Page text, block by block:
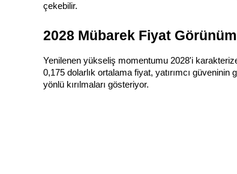
Vadeli İşlemler Başlangıç Kılavuzu
çekebilir.
2028 Mübarek Fiyat
Yenilenen yükseliş momentumu 2028'i
0,175 dolarlık ortalama fiyat, yatırımcı
yönlü kırılmaları gösteriyor.